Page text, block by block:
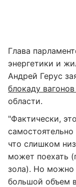
Глава
энергетики и
Андрей Герус
блокаду
области.
"Фактически,
что слишком
может поехать
зола). Но можно
большой объем